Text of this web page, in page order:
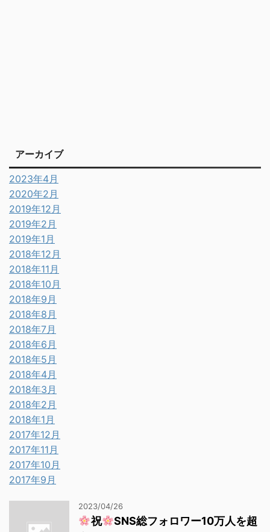
アーカイブ
2023年4月
2020年2月
2019年12月
2019年2月
2019年1月
2018年12月
2018年11月
2018年10月
2018年9月
2018年8月
2018年7月
2018年6月
2018年5月
2018年4月
2018年3月
2018年2月
2018年1月
2017年12月
2017年11月
2017年10月
2017年9月
2023/04/26
祝
SNS総フォロワー10万人を超